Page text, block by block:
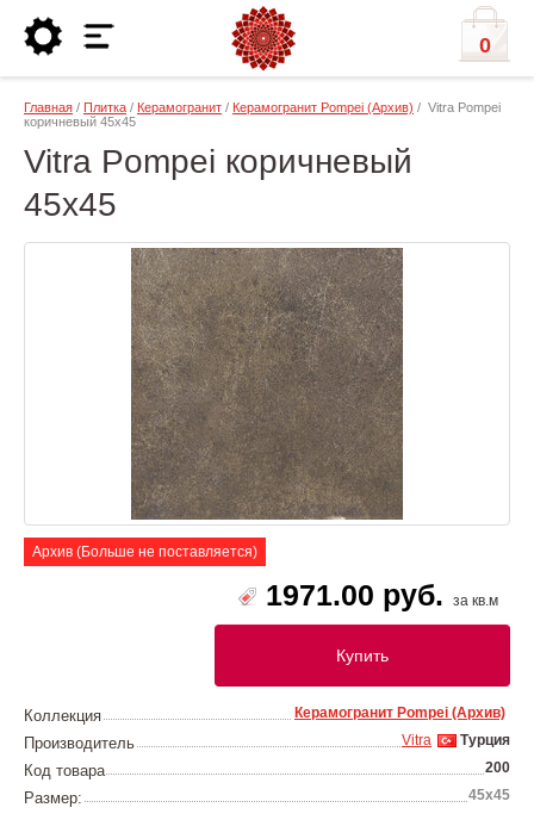
0
Главная / Плитка / Керамогранит / Керамогранит Pompei (Архив) / Vitra Pompei
коричневый 45x45
Vitra Pompei коричневый
45x45
Архив (Больше не поставляется)
1971.00 руб. за кв.м
Купить
Коллекция Керамогранит Pompei (Архив)
Производитель Турция
Vitra
Код товара 200
Размер: 45x45